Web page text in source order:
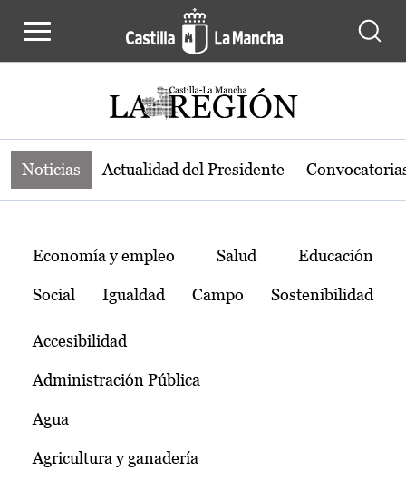
Noticias de la región de Castilla-La
Noticias Actualidad del Presidente
Temas
Economía y empleo Salud Educación
Social Igualdad Campo Sostenibilidad
Accesibilidad
Administración Pública
Agua
Agricultura y ganadería